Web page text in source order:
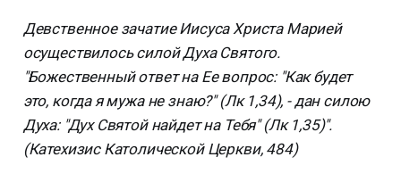
Девственное зачатие Иисуса Христа Марией
осуществилось силой Духа Святого.
"Божественный ответ на Ее вопрос: "Как будет
это, когда я мужа не знаю?" (Лк 1,34), - дан силою
Духа: "Дух Святой найдет на Тебя" (Лк 1,35)".
(Катехизис Католической Церкви, 484)